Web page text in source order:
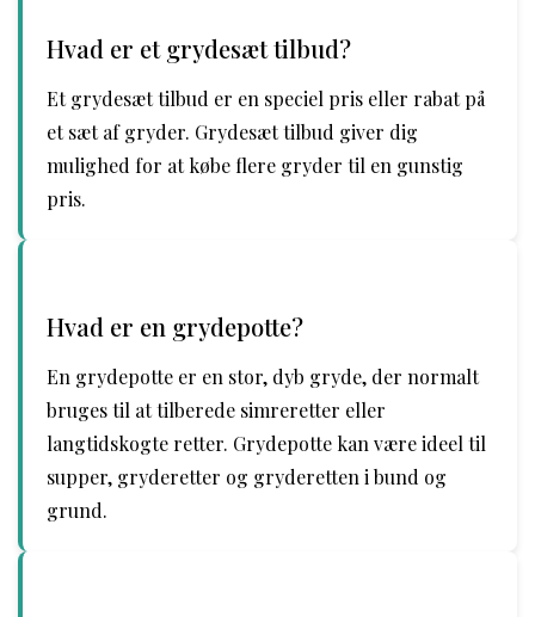
Hvad er et grydesæt tilbud?
Et grydesæt tilbud er en speciel pris eller rabat på
et sæt af gryder. Grydesæt tilbud giver dig
mulighed for at købe flere gryder til en gunstig
pris.
Hvad er en grydepotte?
En grydepotte er en stor, dyb gryde, der normalt
bruges til at tilberede simreretter eller
langtidskogte retter. Grydepotte kan være ideel til
supper, gryderetter og gryderetten i bund og
grund.